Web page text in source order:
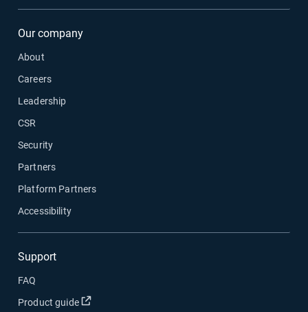
Our company
About
Careers
Leadership
CSR
Security
Partners
Platform Partners
Accessibility
Support
FAQ
Product guide
新しいウィンドウで開く